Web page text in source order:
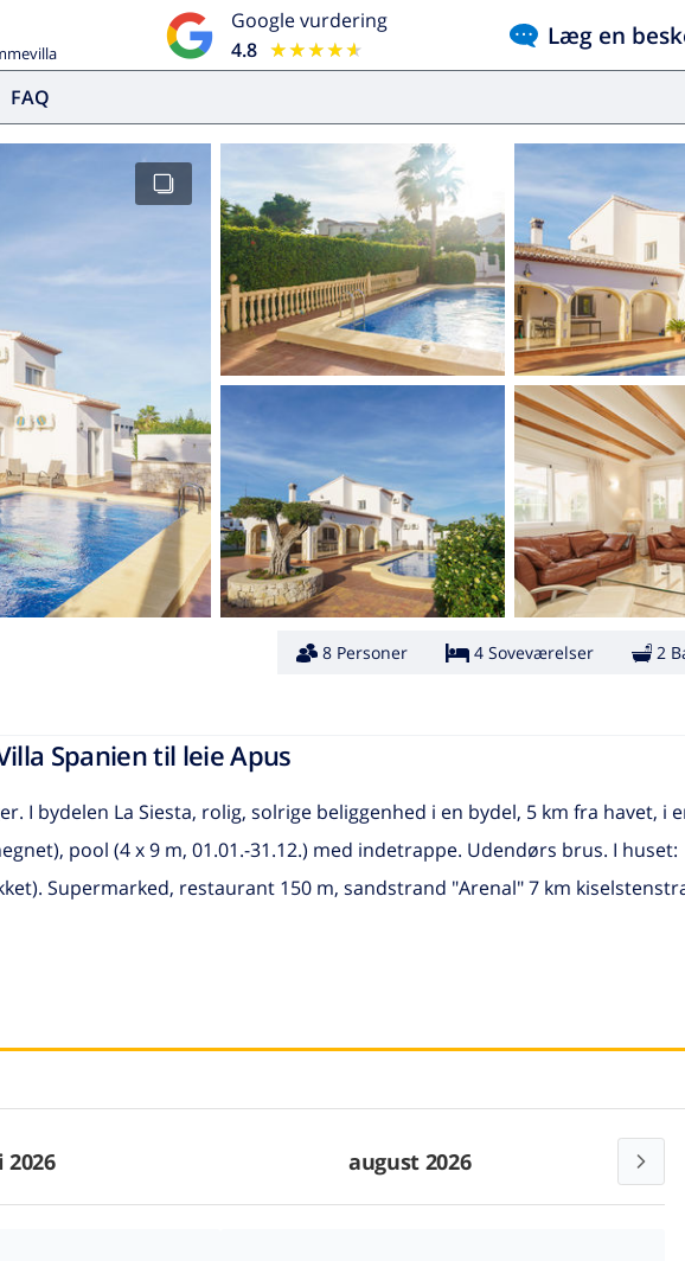
Google vurdering
4.8 ★★★★★
★★★★★ Læg en
FAQ
8 Personer 4 Soveværelser 2
Spanien til leie Apus
I bydelen La Siesta, rolig, solrige beliggenhed i en bydel, 5 km fra havet, i
pool (4 x 9 m, 01.01.-31.12.) med indetrappe. Udendørs brus. I huset:
Supermarked, restaurant 150 m, sandstrand "Arenal" 7 km
august 2026